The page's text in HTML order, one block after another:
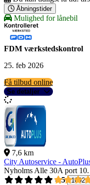
Åbningstider
Mulighed for lånebil
FDM værkstedskontrol
25. feb 2026
Få tilbud online
Se detaljer
7,6 km
City Autoservice -
Nyholms Alle 30A port 10.
4,5
1092